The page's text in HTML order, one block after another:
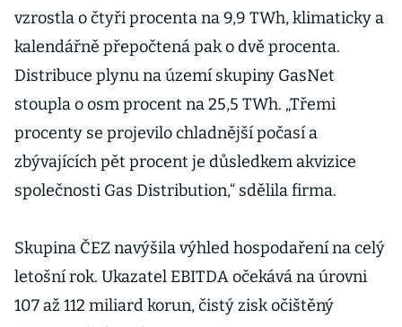
vzrostla o čtyři procenta na 9,9 TWh, klimaticky a
kalendářně přepočtená pak o dvě procenta.
Distribuce plynu na území skupiny GasNet
stoupla o osm procent na 25,5 TWh. „Třemi
procenty se projevilo chladnější počasí a
zbývajících pět procent je důsledkem akvizice
společnosti Gas Distribution,“ sdělila firma.
Skupina ČEZ navýšila výhled hospodaření na celý
letošní rok. Ukazatel EBITDA očekává na úrovni
107 až 112 miliard korun, čistý zisk očištěný